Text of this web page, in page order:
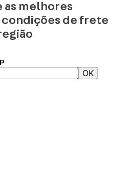
as melhores
condições de frete
OK
carrinho e
1a compra.
Copiar
GUY -